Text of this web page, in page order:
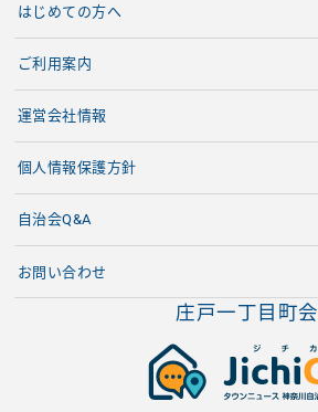
庄戸一丁目町会
はじめての方へ
ご利用案内
運営会社情報
個人情報保護方針
自治会Q&A
お問い合わせ